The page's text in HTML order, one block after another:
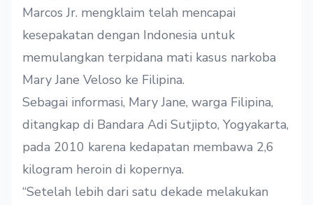
Marcos Jr. mengklaim telah mencapai
kesepakatan dengan Indonesia untuk
memulangkan terpidana mati kasus narkoba
Mary Jane Veloso ke Filipina.
Sebagai informasi, Mary Jane, warga Filipina,
ditangkap di Bandara Adi Sutjipto, Yogyakarta,
pada 2010 karena kedapatan membawa 2,6
kilogram heroin di kopernya.
“Setelah lebih dari satu dekade melakukan